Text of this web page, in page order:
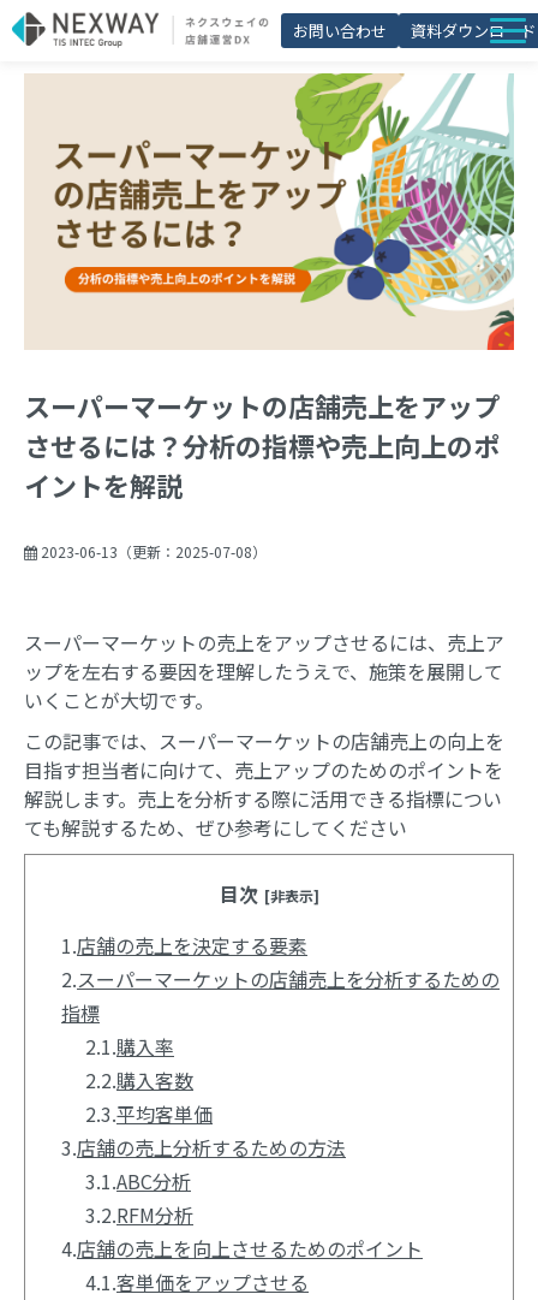
お問い合わせ 資料ダウンロード
店舗matic
導入事例
ブログ
セミナー
よくあるご質問
スーパーマーケットの店舗売上をアップ
させるには？分析の指標や売上向上のポ
イントを解説
2023-06-13 （更新： 2025-07-08）
スーパーマーケットの売上をアップさせるには、売上ア
ップを左右する要因を理解したうえで、施策を展開して
いくことが大切です。
この記事では、スーパーマーケットの店舗売上の向上を
目指す担当者に向けて、売上アップのためのポイントを
解説します。売上を分析する際に活用できる指標につい
ても解説するため、ぜひ参考にしてください
目次 [非表示]
1.店舗の売上を決定する要素
2.スーパーマーケットの店舗売上を分析するための
指標
2.1.購入率
2.2.購入客数
2.3.平均客単価
3.店舗の売上分析するための方法
3.1.ABC分析
3.2.RFM分析
4.店舗の売上を向上させるためのポイント
4.1.客単価をアップさせる